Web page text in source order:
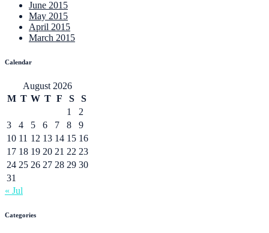
June 2015
May 2015
April 2015
March 2015
Calendar
August 2026
M T W T F S
S
1
2
3
4 5 6 7 8
9
10 11 12 13 14 15 16
17 18 19 20 21 22 23
24 25 26 27 28 29 30
31
« Jul
Categories